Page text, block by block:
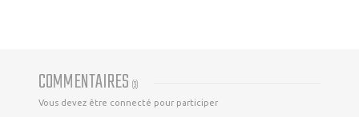
COMMENTAIRES (3)
Vous devez être connecté pour participer